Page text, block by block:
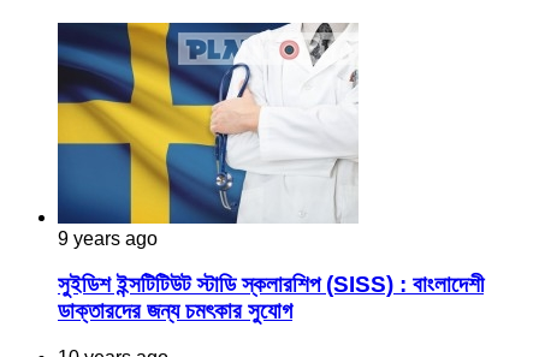
9 years ago
সুইডিশ ইন্সটিটিউট স্টাডি স্কলারশিপ (SISS) : বাংলাদেশী
ডাক্তারদের জন্য চমৎকার সুযোগ